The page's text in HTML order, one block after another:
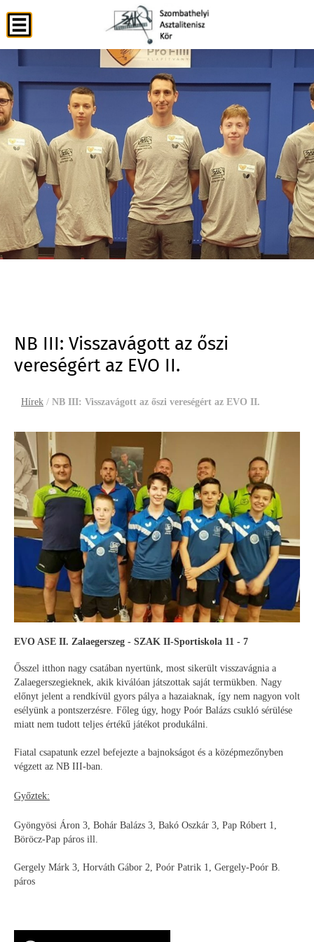
NB III: Visszavágott az őszi
vereségért az EVO II.
Hírek / NB III: Visszavágott az őszi vereségért az EVO II.
EVO ASE II. Zalaegerszeg - SZAK II-Sportiskola 11 - 7
Ősszel itthon nagy csatában nyertünk, most sikerült visszavágnia a
Zalaegerszegieknek, akik kiválóan játszottak saját termükben. Nagy
előnyt jelent a rendkívül gyors pálya a hazaiaknak, így nem nagyon volt
esélyünk a pontszerzésre. Főleg úgy, hogy Poór Balázs csukló sérülése
miatt nem tudott teljes értékű játékot produkálni.
Fiatal csapatunk ezzel befejezte a bajnokságot és a középmezőnyben
végzett az NB III-ban.
Győztek:
Gyöngyösi Áron 3, Bohár Balázs 3, Bakó Oszkár 3, Pap Róbert 1,
Böröcz-Pap páros ill.
Gergely Márk 3, Horváth Gábor 2, Poór Patrik 1, Gergely-Poór B.
páros